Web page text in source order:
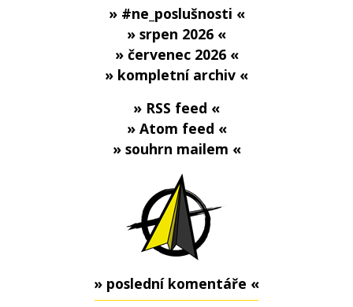
» #ne_poslušnosti «
» srpen 2026 «
» červenec 2026 «
» kompletní archiv «
» RSS feed «
» Atom feed «
» souhrn mailem «
» poslední komentáře «